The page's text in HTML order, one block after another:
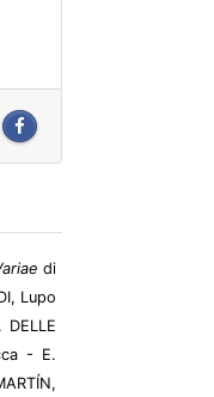
di
Lupo
- E.